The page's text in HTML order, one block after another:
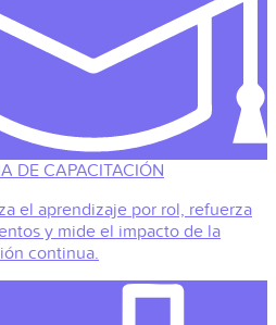
DE CAPACITACIÓN
el aprendizaje por rol, refuerza
y mide el impacto de la
continua.